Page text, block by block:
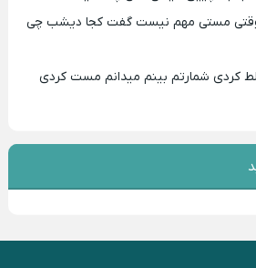
مستی مهم نیست گفت کجا دیشب چی
کردی شمارتم بینم میدانم مست کردی